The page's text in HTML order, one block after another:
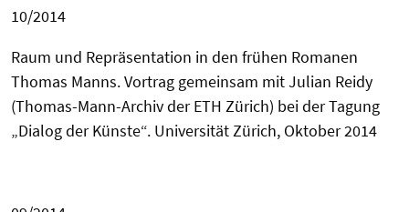
10/2014
Raum und Repräsentation in den frühen Romanen
Thomas Manns. Vortrag gemeinsam mit Julian Reidy
(Thomas-Mann-Archiv der ETH Zürich) bei der Tagung
„Dialog der Künste“. UniversitätZürich, Oktober 2014